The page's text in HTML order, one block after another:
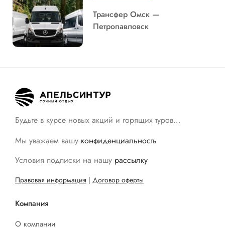
Трансфер Омск —
Петропавловск
Будьте в курсе новых акций и горящих туров…
Мы уважаем вашу конфиденциальность
Условия подписки на нашу рассылку
Правовая информация | Договор оферты
Компания
О компании